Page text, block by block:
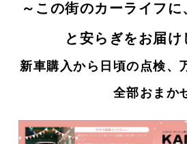
～この街のカーライフ
と安らぎをお届け
新車購入から日頃の点検、
全部おまか